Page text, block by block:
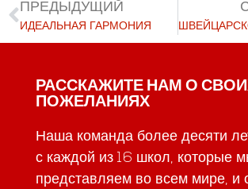
ПРЕДЫДУЩИЙ
ИДЕАЛЬНАЯ ГАРМОНИЯ
РАССКАЖИТЕ НАМ О
ПОЖЕЛАНИЯХ
Наша команда более десяти
с каждой из 16 школ, которые
представляем во всем мире, и